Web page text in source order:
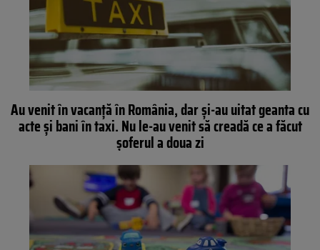
Au venit în vacanță în România, dar și-au uitat geanta cu
acte și bani în taxi. Nu le-au venit să creadă ce a făcut
șoferul a doua zi